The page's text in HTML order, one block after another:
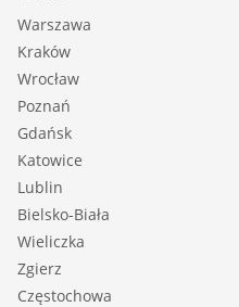
Warszawa
Kraków
Wrocław
Poznań
Gdańsk
Katowice
Lublin
Bielsko-Biała
Wieliczka
Zgierz
Częstochowa